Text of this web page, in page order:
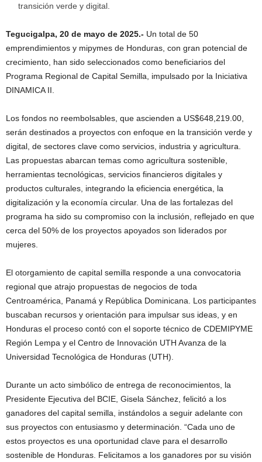
transición verde y digital.
Tegucigalpa, 20 de mayo de 2025.- Un total de 50
emprendimientos y mipymes de Honduras, con gran potencial de
crecimiento, han sido seleccionados como beneficiarios del
Programa Regional de Capital Semilla, impulsado por la Iniciativa
DINAMICA II.
Los fondos no reembolsables, que ascienden a US$648,219.00,
serán destinados a proyectos con enfoque en la transición verde y
digital, de sectores clave como servicios, industria y agricultura.
Las propuestas abarcan temas como agricultura sostenible,
herramientas tecnológicas, servicios financieros digitales y
productos culturales, integrando la eficiencia energética, la
digitalización y la economía circular. Una de las fortalezas del
programa ha sido su compromiso con la inclusión, reflejado en que
cerca del 50% de los proyectos apoyados son liderados por
mujeres.
El otorgamiento de capital semilla responde a una convocatoria
regional que atrajo propuestas de negocios de toda
Centroamérica, Panamá y República Dominicana. Los participantes
buscaban recursos y orientación para impulsar sus ideas, y en
Honduras el proceso contó con el soporte técnico de CDEMIPYME
Región Lempa y el Centro de Innovación UTH Avanza de la
Universidad Tecnológica de Honduras (UTH).
Durante un acto simbólico de entrega de reconocimientos, la
Presidente Ejecutiva del BCIE, Gisela Sánchez, felicitó a los
ganadores del capital semilla, instándolos a seguir adelante con
sus proyectos con entusiasmo y determinación. “Cada uno de
estos proyectos es una oportunidad clave para el desarrollo
sostenible de Honduras. Felicitamos a los ganadores por su visión